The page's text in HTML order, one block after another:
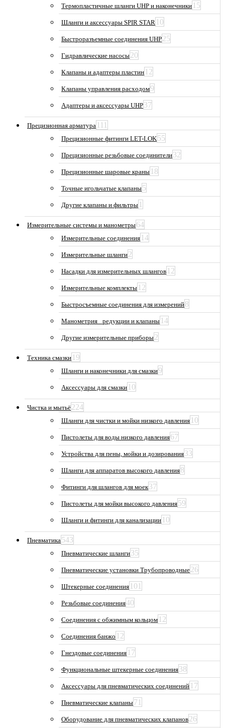
Термопластичные шланги UHP и наконечники 15
Шланги и аксессуары SPIR STAR 10
Быстроразъемные соединения UHP25
Гидравлические насосы20
Клапаны и адаптеры пластин 12
Клапаны управления расходом9
Адаптеры и аксессуары UHP37
Прецизионная арматура 111
Прецизионные фитинги LET-LOK55
Прецизионные резьбовые соединители32
Прецизионные шаровые краны 18
Точные игольчатые клапаны5
Другие клапаны и фильтры 1
Измерительные системы и манометры64
Измерительные соединения 14
Измерительные шланги2
Насадки для измерительных шлангов 12
Измерительные комплекты 12
Быстросъемные соединения для измерений8
Манометрия_ редукции и клапаны 14
Другие измерительные приборы2
Техника смазки 19
Шланги и наконечники для смазки9
Аксессуары для смазки 10
Чистка и мытьё224
Шланги для чистки и мойки низкого давления 10
Пистолеты для воды низкого давления67
Устройства для пены, мойки и дозирования33
Шланги для аппаратов высокого давления8
Фитинги для шлангов для моек37
Пистолеты для мойки высокого давления59
Шланги и фитинги для канализации 10
Пневматика 543
Пневматические шланги35
Пневматические установки Трубопроводные26
Штекерные соединения 101
Резьбовые соединения40
Соединения с обжимным кольцом 12
Соединения банжо 12
Гнездовые соединения 17
Функциональные штекерные соединения38
Аксессуары для пневматических соединений 17
Пневматические клапаны71
Оборудование для пневматических клапанов26